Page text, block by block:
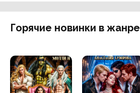
Горячие новинки в жанре